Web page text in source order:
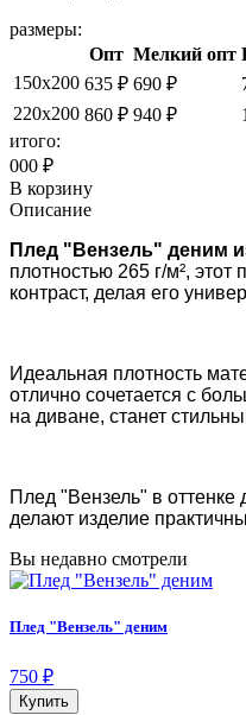
размеры:
Опт Мелкий опт
150x200 635 ₽ 690 ₽
220x200 860 ₽ 940 ₽
итого:
000 ₽
В корзину
Описание
Плед "Вензель" деним
плотностью 265 г/м²,
контраст, делая его
Идеальная плотность
отлично сочетается с
на диване, станет
Плед "Вензель" в оттенке
делают изделие
Вы недавно смотрели
Плед "Вензель" деним
750 ₽
Купить